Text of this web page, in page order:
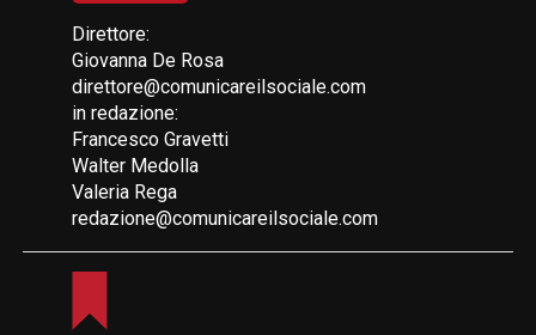
Direttore:
Giovanna De Rosa
direttore@comunicareilsociale.com
in redazione:
Francesco Gravetti
Walter Medolla
Valeria Rega
redazione@comunicareilsociale.com